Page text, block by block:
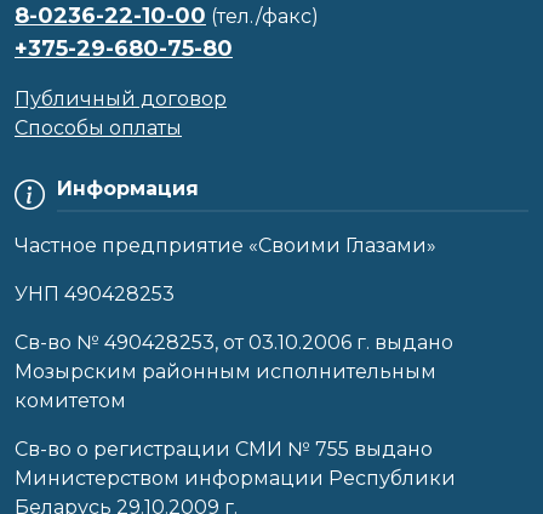
Информация
Частное предприятие «Своими Глазами»
УНП 490428253
Cв-во № 490428253, от 03.10.2006 г. выдано
Мозырским районным исполнительным
комитетом
Св-во о регистрации СМИ № 755 выдано
Министерством информации Республики
Беларусь 29.10.2009 г.
8-0236-22-10-00 (тел./факс)
+375-29-680-75-80
Публичный договор
Способы оплаты